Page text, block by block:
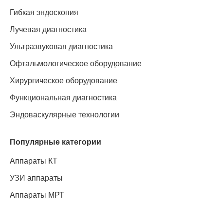
Гибкая эндоскопия
Лучевая диагностика
Ультразвуковая диагностика
Офтальмологическое оборудование
Хирургическое оборудование
Функциональная диагностика
Эндоваскулярные технологии
Популярные категории
Аппараты КТ
УЗИ аппараты
Аппараты МРТ